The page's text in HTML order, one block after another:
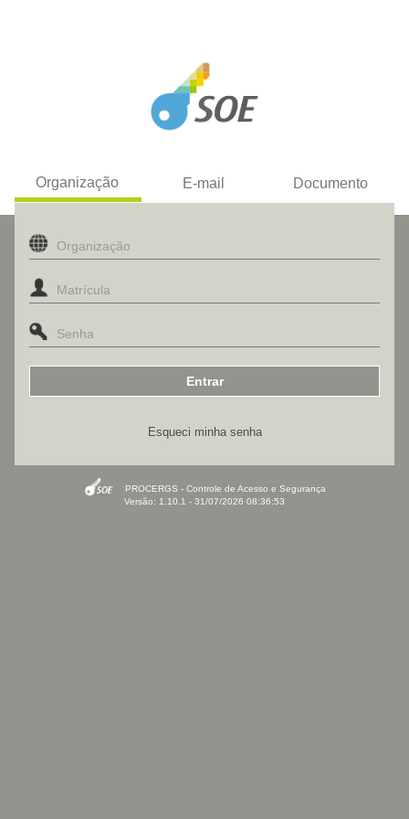
Organização E-mail Documento
Esqueci minha senha
PROCERGS - Controle de Acesso e Segurança
Versão: 1.10.1 - 31/07/2026 08:36:53